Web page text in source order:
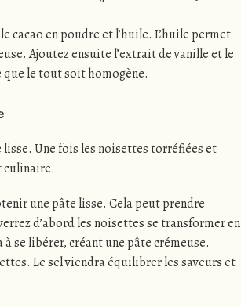
cacao en poudre et l’huile. L’huile permet
Ajoutez ensuite l’extrait de vanille et le
que le tout soit homogène.
Une fois les noisettes torréfiées et
culinaire.
une pâte lisse. Cela peut prendre
d’abord les noisettes se transformer en
se libérer, créant une pâte crémeuse.
Le sel viendra équilibrer les saveurs et